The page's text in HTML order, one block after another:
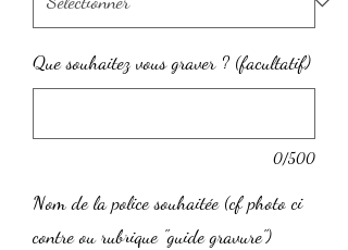
Que souhaitez vous graver ? (facultatif)
0/500
Nom de la police souhaitée (cf photo ci
contre ou rubrique "guide gravure")